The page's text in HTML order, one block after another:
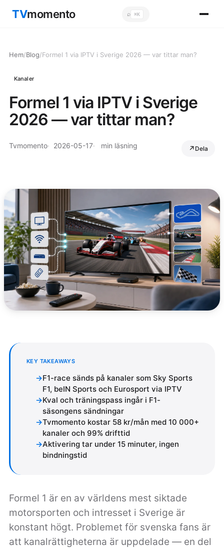
TVmomento ⌕
Sök⌘K
Hem/Blog/Formel 1 via IPTV i Sverige 2026 — var tittar man?
Kanaler
Formel 1 via IPTV i Sverige
2026 — var tittar man?
Tvmomento 2026-05-17 min läsning Dela
KEY TAKEAWAYS
F1-race sänds på kanaler som Sky Sports
F1, beIN Sports och Eurosport via IPTV
Kval och träningspass ingår i F1-
säsongens sändningar
Tvmomento kostar 58 kr/mån med 10 000+
kanaler och 99% drifttid
Aktivering tar under 15 minuter, ingen
bindningstid
Formel 1 är en av världens mest siktade
motorsporten och intresset i Sverige är
konstant högt. Problemet för svenska fans är
att kanalrättigheterna är uppdelade — en del